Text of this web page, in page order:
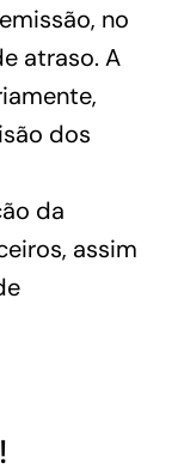
no
atraso. A
dos
da
assim